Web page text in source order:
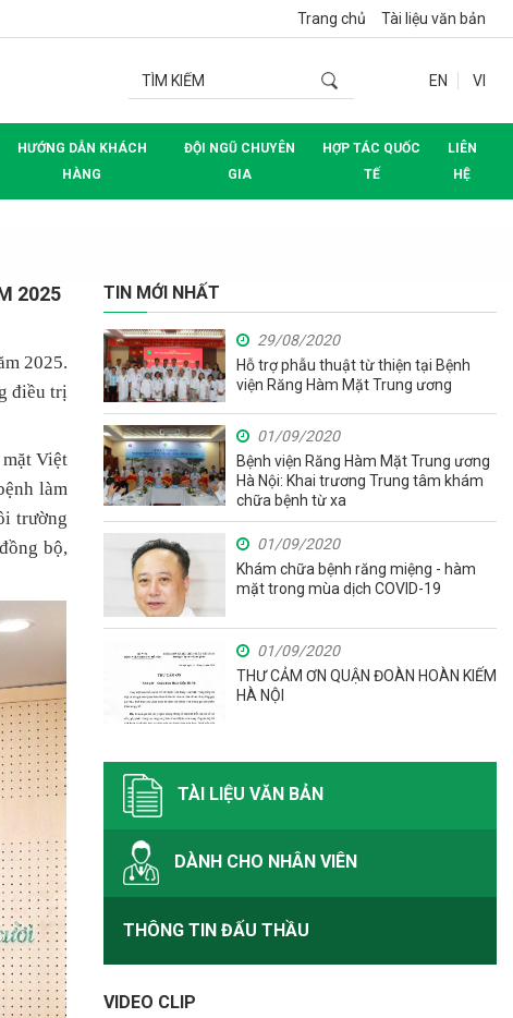
Trang chủ Tài liệu văn bản
EN VI
HƯỚNG DẪN KHÁCH
HÀNG
ĐỘI NGŨ CHUYÊN
GIA
HỢP TÁC QUỐC
TẾ
LIÊN
HỆ
2025
2025.
điều trị
Việt
làm
trường
bộ,
TIN MỚI NHẤT
29/08/2020
Hỗ trợ phẫu thuật từ thiện tại Bệnh
viện Răng Hàm Mặt Trung ương
01/09/2020
Bệnh viện Răng Hàm Mặt Trung ương
Hà Nội: Khai trương Trung tâm khám
chữa bệnh từ xa
01/09/2020
Khám chữa bệnh răng miệng - hàm
mặt trong mùa dịch COVID-19
01/09/2020
THƯ CẢM ƠN QUẬN ĐOÀN HOÀN KIẾM
HÀ NỘI
TÀI LIỆU VĂN BẢN
DÀNH CHO NHÂN VIÊN
THÔNG TIN ĐẤU THẦU
VIDEO CLIP